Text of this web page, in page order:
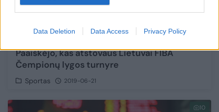
Data Deletion Data Access Privacy Policy
Paaiškėjo, kas atstovaus Lietuvai FIBA
Čempionų lygos turnyre
Sportas 2019-06-21
10